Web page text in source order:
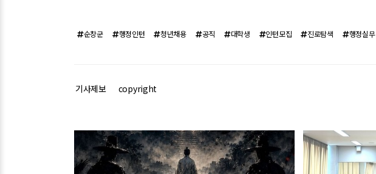
순창군 행정인턴 청년채용 공직 대학생 인턴모집 진로탐색 행정실무
기사제보 copyright
관련기사